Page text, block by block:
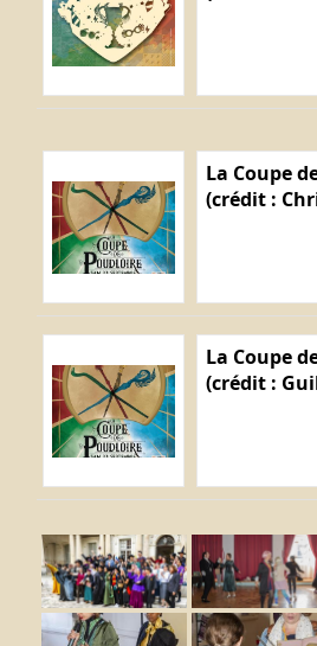
La Coupe
(crédit :
La Coupe
(crédit :